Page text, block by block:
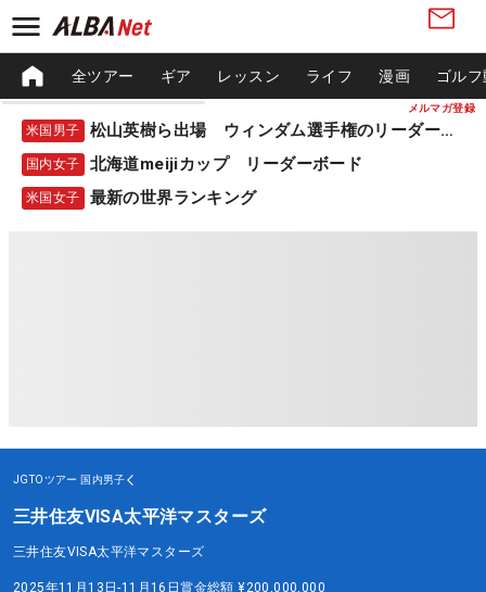
メルマガ登録
全ツアー ギア レッスン ライフ 漫画 ゴル
米国男子 松山英樹ら出場 ウィンダム選手権のリーダーボード
国内女子 北海道meijiカップ リーダーボード
米国女子 最新の世界ランキング
JGTOツアー 国内男子
三井住友VISA太平洋マスターズ
三井住友VISA太平洋マスターズ
2025年11月13日-11月16日賞金総額 ¥200,000,000